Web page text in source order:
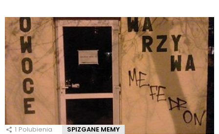
1 Polubienia SPIZGANE MEMY